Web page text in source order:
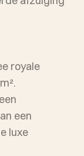
royale
een
luxe